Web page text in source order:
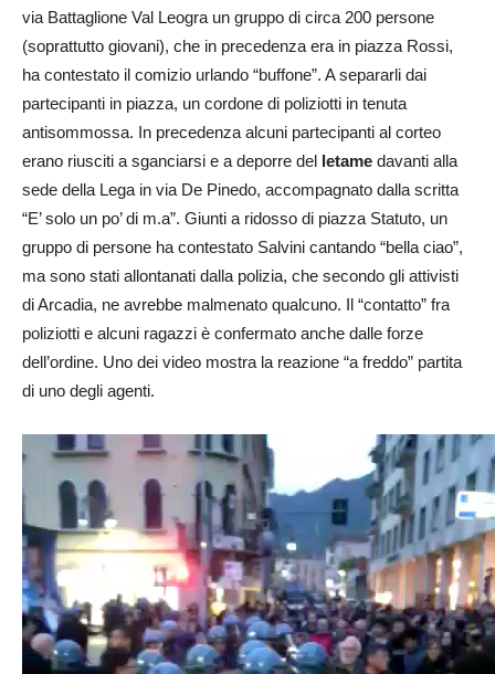
via Battaglione Val Leogra un gruppo di circa 200 persone
(soprattutto giovani), che in precedenza era in piazza Rossi,
ha contestato il comizio urlando “buffone”. A separarli dai
partecipanti in piazza, un cordone di poliziotti in tenuta
antisommossa. In precedenza alcuni partecipanti al corteo
erano riusciti a sganciarsi e a deporre del letame davanti alla
sede della Lega in via De Pinedo, accompagnato dalla scritta
“E’ solo un po’ di m.a”. Giunti a ridosso di piazza Statuto, un
gruppo di persone ha contestato Salvini cantando “bella ciao”,
ma sono stati allontanati dalla polizia, che secondo gli attivisti
di Arcadia, ne avrebbe malmenato qualcuno. Il “contatto” fra
poliziotti e alcuni ragazzi è confermato anche dalle forze
dell’ordine. Uno dei video mostra la reazione “a freddo” partita
di uno degli agenti.